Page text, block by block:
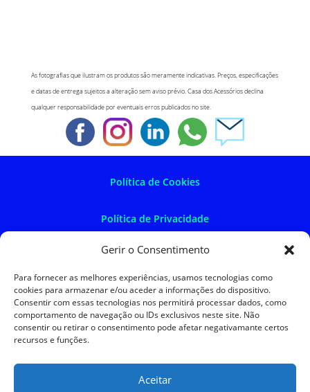
Gerir o Consentimento
Para fornecer as melhores experiências, usamos tecnologias como
cookies para armazenar e/ou aceder a informações do dispositivo.
Consentir com essas tecnologias nos permitirá processar dados, como
comportamento de navegação ou IDs exclusivos neste site. Não
consentir ou retirar o consentimento pode afetar negativamante certos
recursos e funções.
Aceitar
As fotografias que ilustram os produtos são meramente indicativas. Preços, especificações
e datas de entrega sujeitos a alteração sem aviso prévio. Casa dos Acessórios declina
qualquer responsabilidade por eventuais erros publicados no site.
Política de Cookies
Política de Privacidade
Política de Devoluções
Termos e Condições
Resolução de Litígios